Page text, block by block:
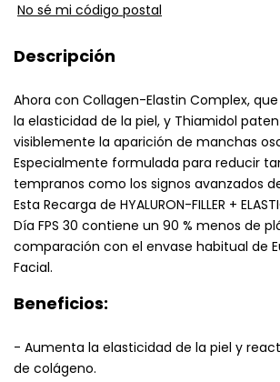
No sé mi código postal
Descripción
Ahora con Collagen-Elastin Complex,
la elasticidad de la piel, y Thiamidol
visiblemente la aparición de manchas
Especialmente formulada para reducir
tempranos como los signos avanzados
Esta Recarga de HYALURON-FILLER +
Día FPS 30 contiene un 90 % menos de
comparación con el envase habitual de
Facial.
Beneficios:
- Aumenta la elasticidad de la piel y
de colágeno.